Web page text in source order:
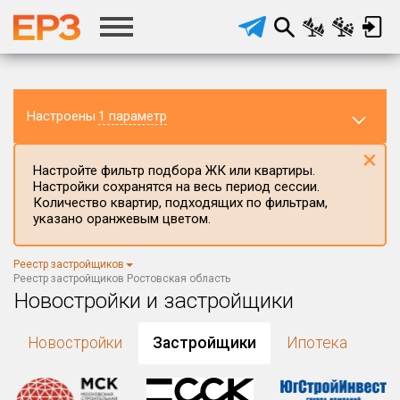
Настроены 1 параметр
Регион ЖК
Ростовская область
Район в регионе
Настройте фильтр подбора ЖК или квартиры.
Настройки сохранятся на весь период сессии.
Количество квартир, подходящих по фильтрам,
указано оранжевым цветом.
×
Реестр застройщиков
Реестр застройщиков Ростовская область
Новостройки и застройщики
Новостройки Застройщики Ипотека